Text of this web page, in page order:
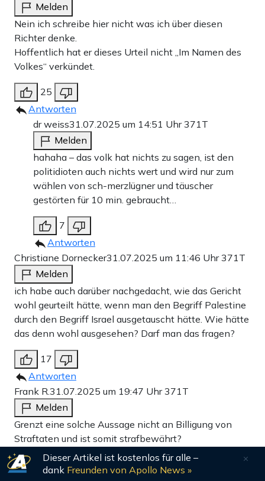
Dieser Artikel ist kostenlos für alle –
dank Freunden von Apollo News »
Melden
Nein ich schreibe hier nicht was ich über diesen
Richter denke.
Hoffentlich hat er dieses Urteil nicht „Im Namen des
Volkes“ verkündet.
25
Antworten
dr weiss31.07.2025 um 14:51 Uhr371T
Melden
hahaha – das volk hat nichts zu sagen, ist den
politidioten auch nichts wert und wird nur zum
wählen von sch-merzlügner und täuscher
gestörten für 10 min. gebraucht…
7
Antworten
Christiane Dornecker31.07.2025 um 11:46 Uhr371T
Melden
ich habe auch darüber nachgedacht, wie das Gericht
wohl geurteilt hätte, wenn man den Begriff Palestine
durch den Begriff Israel ausgetauscht hätte. Wie hätte
das denn wohl ausgesehen? Darf man das fragen?
17
Antworten
Frank R.31.07.2025 um 19:47 Uhr371T
Melden
Grenzt eine solche Aussage nicht an Billigung von
Straftaten und ist somit strafbewährt?
Als, ich fände eine solche Aussage ermutigend, zumal
das gesprochene Urteil dadurch seine Wirkung und